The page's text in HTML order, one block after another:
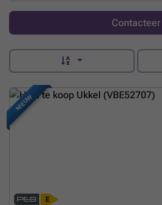
Contacteer
NIEUW